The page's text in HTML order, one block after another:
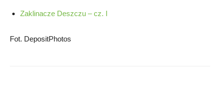
Zaklinacze Deszczu – cz. I
Fot. DepositPhotos